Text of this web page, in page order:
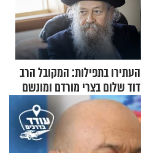
העתירו בתפילות: המקובל הרב
דוד שלום בצרי מורדם ומונשם